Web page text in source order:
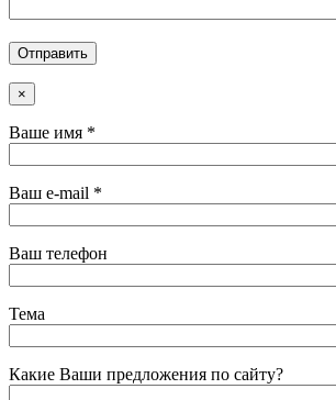
×
Ваше имя *
Ваш e-mail *
Ваш телефон
Тема
Какие Ваши предложения по сайту?